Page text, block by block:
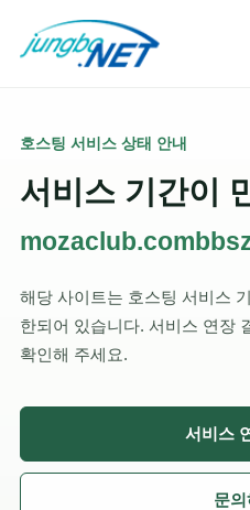
호스팅 서비스 상태 안내
서비스 기간이
해당 사이트는 호스팅 서비스
한되어 있습니다. 서비스 연장
확인해 주세요.
서비스
문의